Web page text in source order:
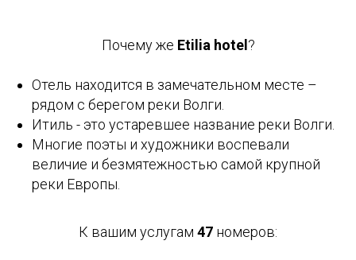
Почему же Etilia hotel?
Отель находится в замечательном месте –
рядом с берегом реки Волги.
Итиль - это устаревшее название реки Волги.
Многие поэты и художники воспевали
величие и безмятежностью самой крупной
реки Европы.
К вашим услугам 47 номеров: